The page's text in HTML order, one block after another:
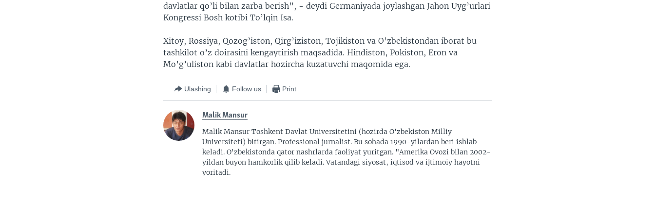
davlatlar qo’li bilan zarba berish”, - deydi Germaniyada joylashgan Jahon Uyg’urlari
Kongressi Bosh kotibi To’lqin Isa.
Xitoy, Rossiya, Qozog’iston, Qirg’iziston, Tojikiston va O’zbekistondan iborat bu
tashkilot o’z doirasini kengaytirish maqsadida. Hindiston, Pokiston, Eron va
Mo’g’uliston kabi davlatlar hozircha kuzatuvchi maqomida ega.
Ulashing Follow us Print
Malik Mansur
Malik Mansur Toshkent Davlat Universitetini (hozirda O'zbekiston Milliy
Universiteti) bitirgan. Professional jurnalist. Bu sohada 1990-yilardan beri ishlab
keladi. O'zbekistonda qator nashrlarda faoliyat yuritgan. "Amerika Ovozi bilan 2002-
yildan buyon hamkorlik qilib keladi. Vatandagi siyosat, iqtisod va ijtimoiy hayotni
yoritadi.